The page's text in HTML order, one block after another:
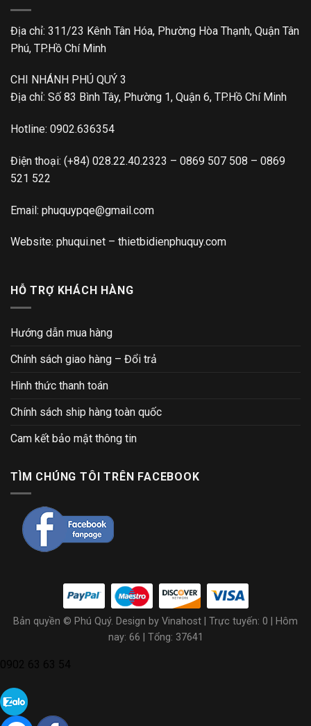
Địa chỉ: 311/23 Kênh Tân Hóa, Phường Hòa Thạnh, Quận Tân
Phú, TP.Hồ Chí Minh
CHI NHÁNH PHÚ QUÝ 3
Địa chỉ: Số 83 Bình Tây, Phường 1, Quận 6, TP.Hồ Chí Minh
Hotline: 0902.636354
Điện thoại: (+84) 028.22.40.2323 – 0869 507 508 – 0869
521 522
Email: phuquypqe@gmail.com
Website: phuqui.net – thietbidienphuquy.com
HỖ TRỢ KHÁCH HÀNG
Hướng dẫn mua hàng
Chính sách giao hàng – Đổi trả
Hình thức thanh toán
Chính sách ship hàng toàn quốc
Cam kết bảo mật thông tin
TÌM CHÚNG TÔI TRÊN FACEBOOK
Bản quyền © Phú Quý. Design by Vinahost
| Trực tuyến: 0 | Hôm
nay: 66 | Tổng: 37641